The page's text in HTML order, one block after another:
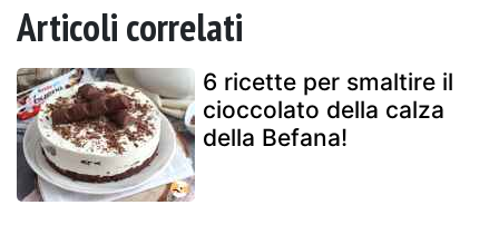
Articoli correlati
6 ricette per smaltire il
cioccolato della calza
della Befana!